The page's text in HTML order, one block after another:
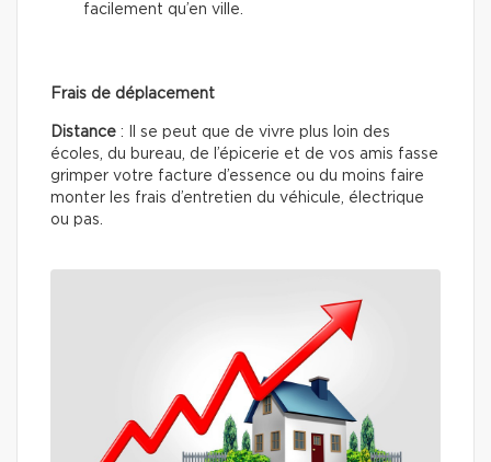
facilement qu’en ville.
Frais de déplacement
Distance : Il se peut que de vivre plus loin des
écoles, du bureau, de l’épicerie et de vos amis fasse
grimper votre facture d’essence ou du moins faire
monter les frais d’entretien du véhicule, électrique
ou pas.